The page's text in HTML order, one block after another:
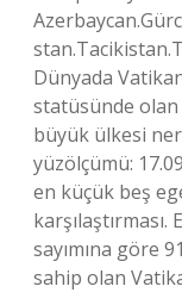
Dünyada
statüsünde olan
büyük ülkesi
yüzölçümü:
en küçük beş
sayımına göre
sahip olan